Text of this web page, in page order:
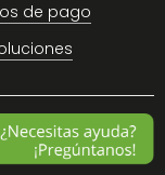
de pago
Site Map